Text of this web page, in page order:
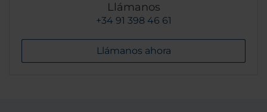
Llámanos
+34 91 398 46 61
Llámanos ahora